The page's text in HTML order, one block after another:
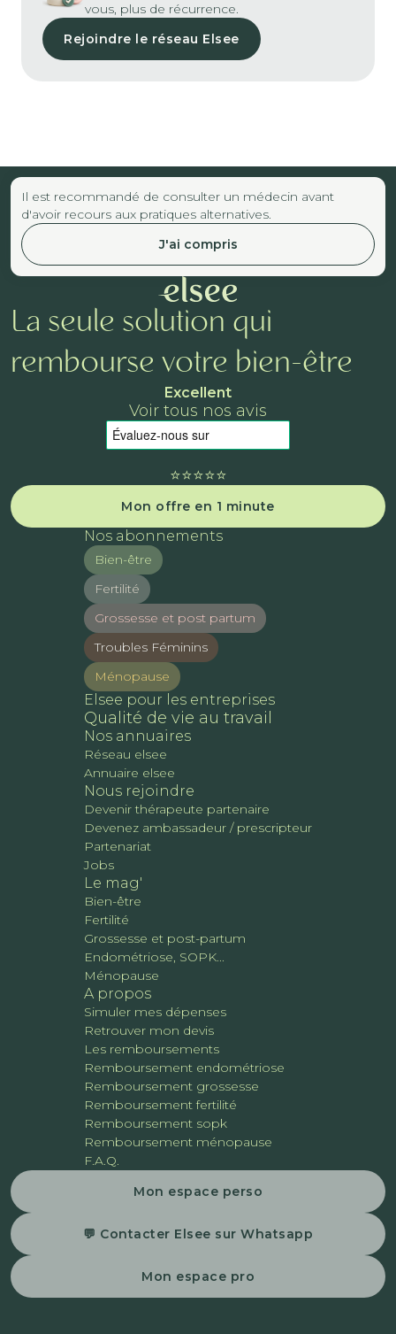
vous, plus de récurrence.
Rejoindre le réseau Elsee
Il est recommandé de consulter un médecin avant
d'avoir recours aux pratiques alternatives.
J'ai compris
La seule solution qui
rembourse votre bien-être
Excellent
Voir tous nos avis
⭐️⭐️⭐️⭐️⭐️
Mon offre en 1 minute
Nos abonnements
Bien-être
Fertilité
Grossesse et post partum
Troubles Féminins
Ménopause
Elsee pour les entreprises
Qualité de vie au travail
Nos annuaires
Réseau elsee
Annuaire elsee
Nous rejoindre
Devenir thérapeute partenaire
Devenez ambassadeur / prescripteur
Partenariat
Jobs
Le mag'
Bien-être
Fertilité
Grossesse et post-partum
Endométriose, SOPK...
Ménopause
A propos
Simuler mes dépenses
Retrouver mon devis
Les remboursements
Remboursement endométriose
Remboursement grossesse
Remboursement fertilité
Remboursement sopk
Remboursement ménopause
F.A.Q.
Mon espace perso
💬 Contacter Elsee sur Whatsapp
Mon espace pro